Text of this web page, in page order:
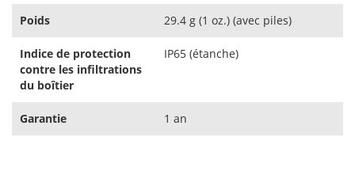
Poids 29.4 g (1 oz.) (avec piles)
Indice de protection
contre les infiltrations
du boîtier
IP65 (étanche)
Garantie 1 an